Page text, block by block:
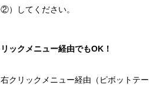
）
してください。
ックメニュー経由でもOK！
右クリックメニュー経由（ピボットテー